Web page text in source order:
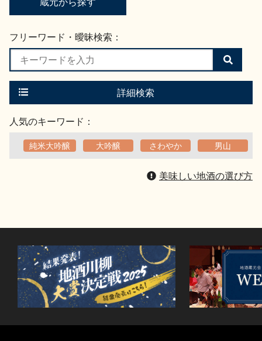
フリーワード・曖昧検索：
検
索
す
詳細検索
人気のキーワード：
純米大吟醸 大吟醸 さわやか 男山
美味しい地酒の選び方